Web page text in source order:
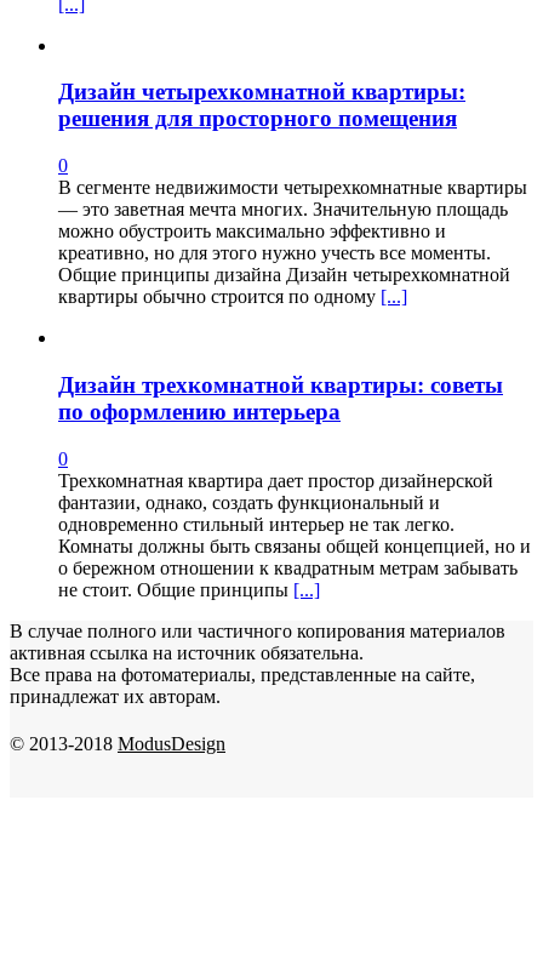
Дизайн четырехкомнатной квартиры:
решения для просторного помещения
0
В сегменте недвижимости четырехкомнатные квартиры
— это заветная мечта многих. Значительную площадь
можно обустроить максимально эффективно и
креативно, но для этого нужно учесть все моменты.
Общие принципы дизайна Дизайн четырехкомнатной
квартиры обычно строится по одному [...]
Дизайн трехкомнатной квартиры: советы
по оформлению интерьера
0
Трехкомнатная квартира дает простор дизайнерской
фантазии, однако, создать функциональный и
одновременно стильный интерьер не так легко.
Комнаты должны быть связаны общей концепцией, но и
о бережном отношении к квадратным метрам забывать
не стоит. Общие принципы [...]
В случае полного или частичного копирования материалов
активная ссылка на источник обязательна.
Все права на фотоматериалы, представленные на сайте,
принадлежат их авторам.
© 2013-2018 ModusDesign